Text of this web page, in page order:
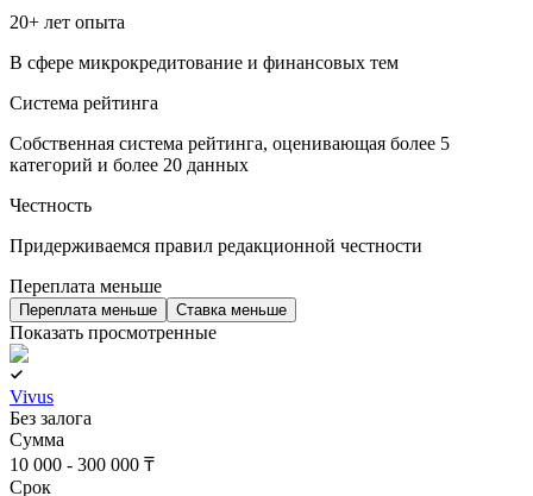
20+ лет опыта
В сфере микрокредитование и финансовых тем
Система рейтинга
Собственная система рейтинга, оценивающая более 5
категорий и более 20 данных
Честность
Придерживаемся правил редакционной честности
Переплата меньше
Переплата меньше Ставка меньше
Показать просмотренные
Vivus
Без залога
Сумма
10 000 - 300 000 ₸
Срок